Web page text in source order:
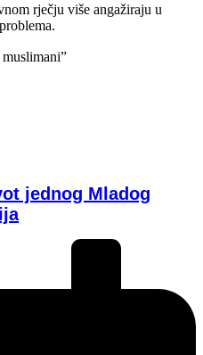
rječju više angažiraju u
jednog Mladog